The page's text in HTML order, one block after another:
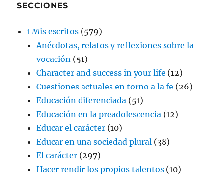
SECCIONES
1 Mis escritos (579)
Anécdotas, relatos y reflexiones sobre la
vocación (51)
Character and success in your life (12)
Cuestiones actuales en torno a la fe (26)
Educación diferenciada (51)
Educación en la preadolescencia (12)
Educar el carácter (10)
Educar en una sociedad plural (38)
El carácter (297)
Hacer rendir los propios talentos (10)